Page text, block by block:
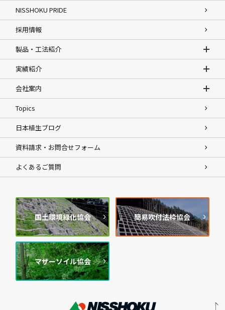
NISSHOKU PRIDE
採用情報
製品・工法紹介
実績紹介
会社案内
Topics
日本植生ブログ
資料請求・お問合せフォーム
よくあるご質問
国土環境緑化協会 簡易吹付法枠協会
マザーソイル協会